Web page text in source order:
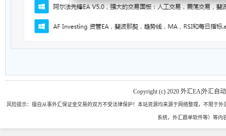
Copyright (c) 2020 外汇EA|外汇自
风险提示：擅自从事外汇保证金交易的双方不受法律保护！本站资源均来源于网络整理，不限于
系统，外汇跟单软件等）等内